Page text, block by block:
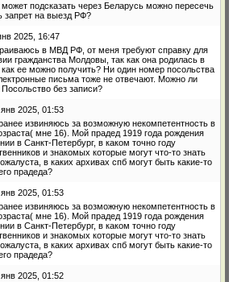
подсказать через Беларусь можно пересечь
запрет на выезд РФ?
2025, 16:47
в МВД РФ, от меня требуют справку для
гражданства Молдовы, так как она родилась в
ее можно получить? Ни один номер посольства
письма тоже не отвечают. Можно ли
без записи?
янв 2025, 01:53
извиняюсь за возможную некомпетентность в
мне 16). Мой прадед 1919 года рождения
в Санкт-Петербург, в каком точно году
и знакомых которые могут что-то знать
в каких архивах спб могут быть какие-то
прадеда?
янв 2025, 01:53
извиняюсь за возможную некомпетентность в
мне 16). Мой прадед 1919 года рождения
в Санкт-Петербург, в каком точно году
и знакомых которые могут что-то знать
в каких архивах спб могут быть какие-то
прадеда?
янв 2025, 01:52